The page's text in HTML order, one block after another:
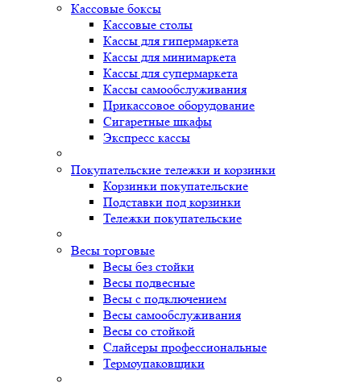
Кассовые боксы
Кассовые столы
Кассы для гипермаркета
Кассы для минимаркета
Кассы для супермаркета
Кассы самообслуживания
Прикассовое оборудование
Сигаретные шкафы
Экспресс кассы
Покупательские тележки и корзинки
Корзинки покупательские
Подставки под корзинки
Тележки покупательские
Весы торговые
Весы без стойки
Весы подвесные
Весы с подключением
Весы самообслуживания
Весы со стойкой
Слайсеры профессиональные
Термоупаковщики